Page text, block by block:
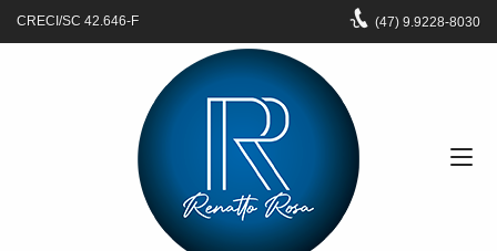
CRECI/SC 42.646-F (47) 9.9228-8030